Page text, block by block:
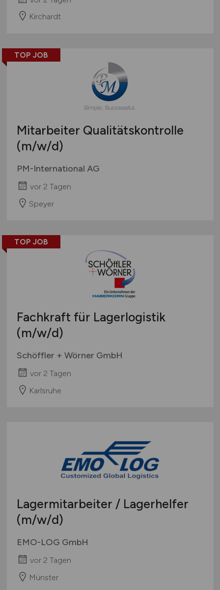
Kirchardt
TOP JOB
Mitarbeiter Qualitätskontrolle
(m/w/d)
PM-International AG
vor 2 Tagen
Speyer
TOP JOB
Fachkraft für Lagerlogistik
(m/w/d)
Schöffler + Wörner GmbH
vor 2 Tagen
Karlsruhe
Lagermitarbeiter / Lagerhelfer
(m/w/d)
EMO-LOG GmbH
vor 2 Tagen
Münster